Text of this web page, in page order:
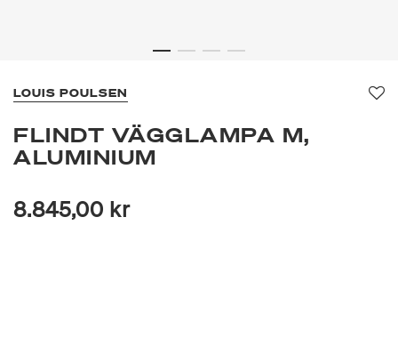
LOUIS POULSEN
FLINDT VÄGGLAMPA M,
ALUMINIUM
8.845,00 kr